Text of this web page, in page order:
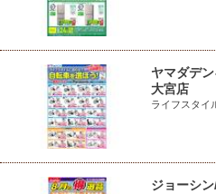
ヤマダデ
大宮店
ライフスタイ
ジョーシ